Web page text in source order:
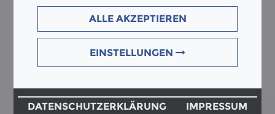
ALLE AKZEPTIEREN
EINSTELLUNGEN
DATENSCHUTZERKLÄRUNG IMPRESSUM